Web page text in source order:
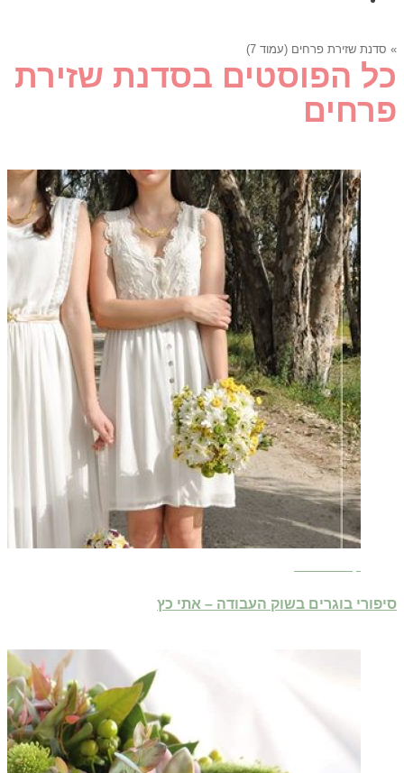
» סדנת שזירת פרחים (עמוד 7)
כל הפוסטים בסדנת שזירת
פרחים
סיפורי בוגרים בשוק העבודה – אתי כץ